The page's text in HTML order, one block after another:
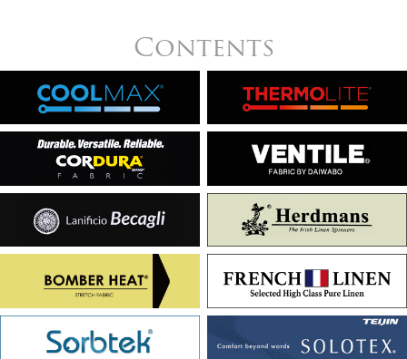
Contents